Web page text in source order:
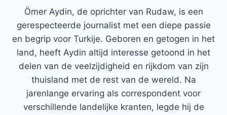
Ömer Aydin, de oprichter van Rudaw, is een
gerespecteerde journalist met een diepe passie
en begrip voor Turkije. Geboren en getogen in het
land, heeft Aydin altijd interesse getoond in het
delen van de veelzijdigheid en rijkdom van zijn
thuisland met de rest van de wereld. Na
jarenlange ervaring als correspondent voor
verschillende landelijke kranten, legde hij de